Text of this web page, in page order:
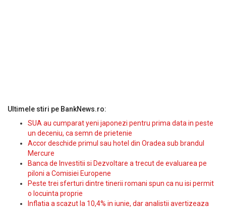
Ultimele stiri pe BankNews.ro:
SUA au cumparat yeni japonezi pentru prima data in peste
un deceniu, ca semn de prietenie
Accor deschide primul sau hotel din Oradea sub brandul
Mercure
Banca de Investitii si Dezvoltare a trecut de evaluarea pe
piloni a Comisiei Europene
Peste trei sferturi dintre tinerii romani spun ca nu isi permit
o locuinta proprie
Inflatia a scazut la 10,4% in iunie, dar analistii avertizeaza